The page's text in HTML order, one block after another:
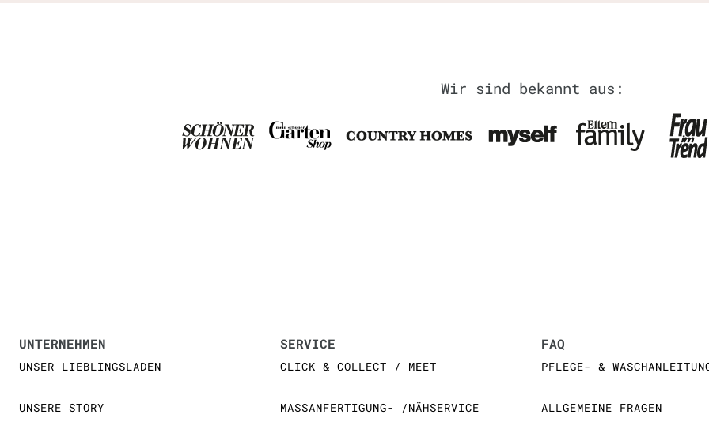
Wir sind bekannt aus:
UNTERNEHMEN
UNSER LIEBLINGSLADEN
UNSERE STORY
SERVICE
CLICK & COLLECT / MEET
MASSANFERTIGUNG- /NÄHSERVICE
FAQ
PFLEGE- &
ALLGEMEINE FRAGEN